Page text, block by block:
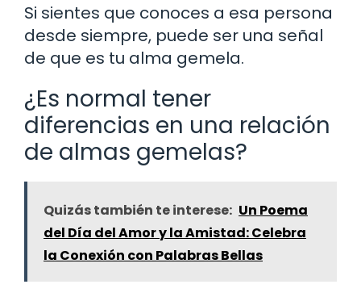
Si sientes que conoces a esa persona
desde siempre, puede ser una señal
de que es tu alma gemela.
¿Es normal tener
diferencias en una relación
de almas gemelas?
Quizás también te interese: Un Poema
del Día del Amor y la Amistad: Celebra
la Conexión con Palabras Bellas